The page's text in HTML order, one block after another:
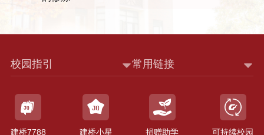
校园指引 常用链接
建桥7788 建桥小星 捐赠助学 可持续校园